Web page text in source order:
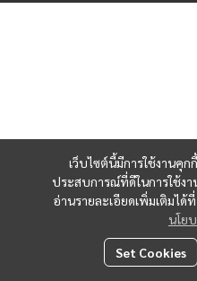
เว็บไซต์นี้มีการใช้งานคุ
ประสบการณ์ที่ดีในการใช้ง
อ่านรายละเอียดเพิ่มเติมได้ที่
นโย
Set Cookies